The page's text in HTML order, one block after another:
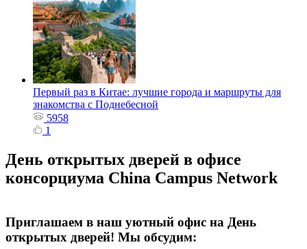
Первый раз в Китае: лучшие города и маршруты для
знакомства с Поднебесной
5958
1
День открытых дверей в офисе
консорциума China Campus Network
Приглашаем в наш уютный офис на День
открытых дверей! Мы обсудим: